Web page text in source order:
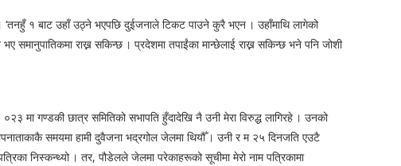
१ बाट उहाँ उठ्ने भएपछि दुईजनाले टिकट पाउने कुरै भएन । उहाँमाथि लागेको
भए समानुपातिकमा राख्न सकिन्छ । प्रदेशमा तपाईंका मान्छेलाई राख्न सकिन्छ भने पनि जोशी
मा गण्डकी छात्र समितिको सभापति हुँदादेखि नै उनी मेरा विरुद्ध लागिरहे । उनको
समयमा हामी दुवैजना भद्रगोल जेलमा थियौँ । उनी र म २५ दिनजति एउटै
निस्कन्थ्यो । तर, पौडेलले जेलमा परेकाहरूको सूचीमा मेरो नाम पत्रिकामा